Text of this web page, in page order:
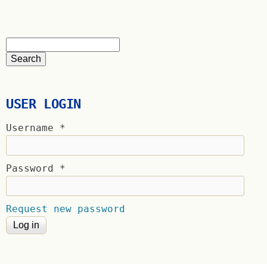
USER LOGIN
Username *
Password *
Request new password